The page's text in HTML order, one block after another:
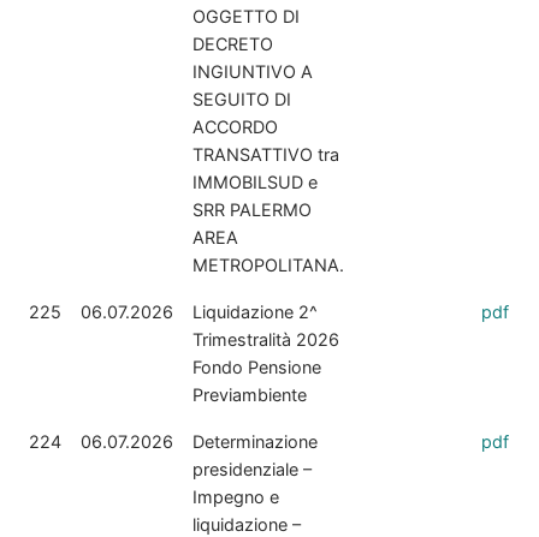
OGGETTO DI
DECRETO
INGIUNTIVO A
SEGUITO DI
ACCORDO
TRANSATTIVO tra
IMMOBILSUD e
SRR PALERMO
AREA
METROPOLITANA.
225 06.07.2026
Liquidazione 2^
Trimestralità 2026
Fondo Pensione
Previambiente
pdf
224 06.07.2026
Determinazione
presidenziale –
Impegno e
liquidazione –
pdf